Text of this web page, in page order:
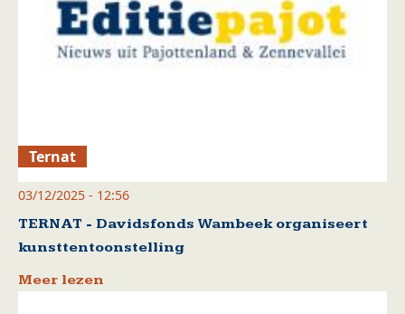
Ternat
03/12/2025 - 12:56
TERNAT - Davidsfonds Wambeek organiseert
kunsttentoonstelling
Meer lezen